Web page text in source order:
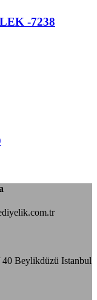
-7238
Beylikdüzü Istanbul